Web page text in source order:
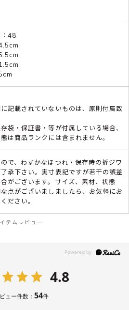
：48
記載されていないものは、原則付属致
袋・保証書・等が付属している場合、
は商品ランクには含まれません。
で、わずかなほつれ・保存時の折ジワ
承下さい。実寸表記ですが若干の誤差
がございます。サイズ、素材、状態
点がございましましたら、お気軽にお
ださい。
テムレビュー
4.8
ュー件数： 54件